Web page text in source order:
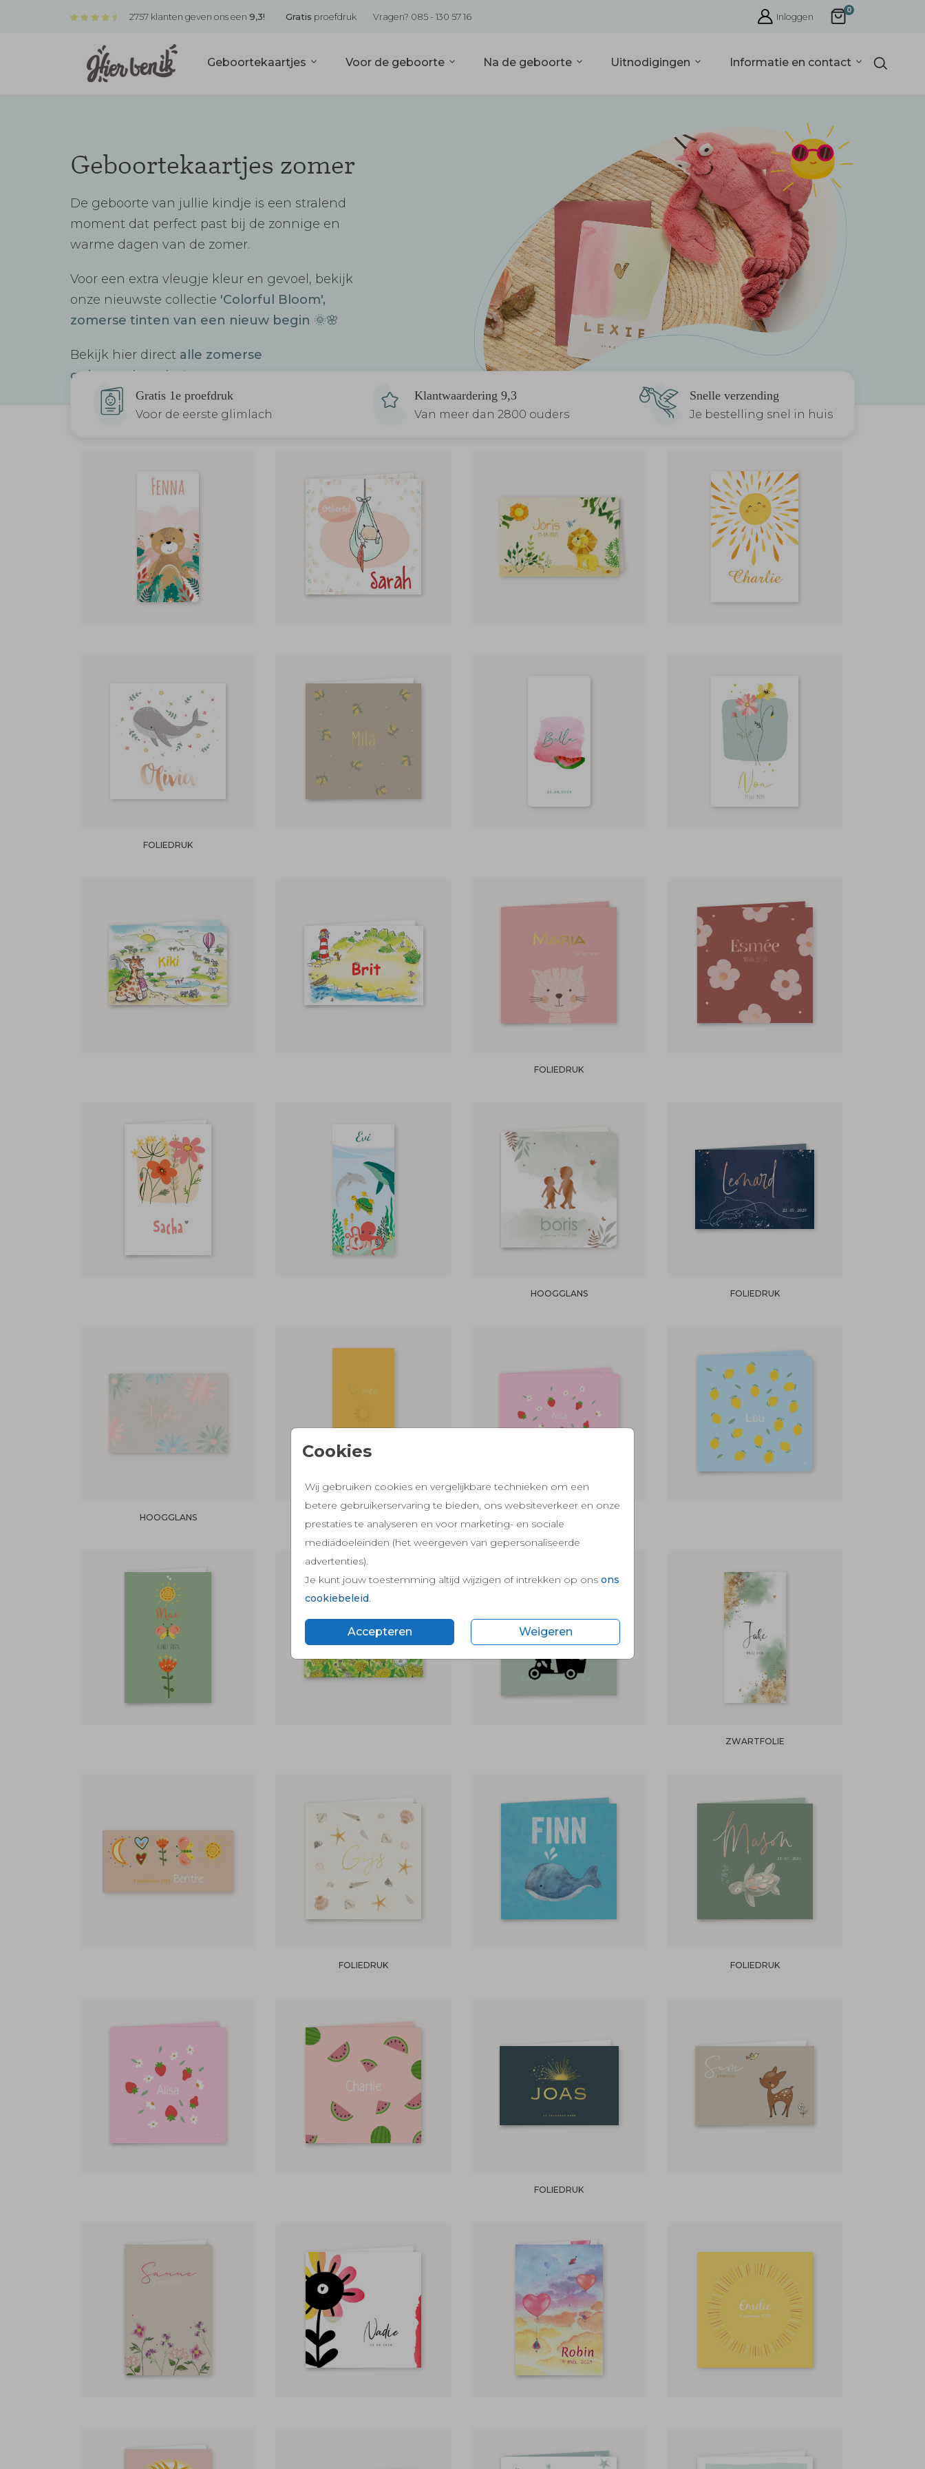
2757 klanten geven ons een 9,3! Gratis proefdruk Vragen? 085 - 130 57 16 Inloggen
0
Geboortekaartjes Voor de geboorte Na de geboorte Uitnodigingen Informatie en contact
Cookies
Wij gebruiken cookies en vergelijkbare technieken om een
betere gebruikerservaring te bieden, ons websiteverkeer en onze
prestaties te analyseren en voor marketing- en sociale
mediadoeleinden (het weergeven van gepersonaliseerde
advertenties).
Je kunt jouw toestemming altijd wijzigen of intrekken op ons ons
cookiebeleid
Accepteren Weigeren
Geboortekaartjes zomer
De geboorte van jullie kindje is een stralend
moment dat perfect past bij de zonnige en
warme dagen van de zomer.
Voor een extra vleugje kleur en gevoel, bekijk
onze nieuwste collectie 'Colorful Bloom',
zomerse tinten van een nieuw begin 🌞🌸
Bekijk hier direct alle zomerse
geboortekaartjes!
Gratis 1e proefdruk
Voor de eerste glimlach
Klantwaardering 9,3
Van meer dan 2800 ouders
Snelle verzending
Je bestelling snel in huis
FOLIEDRUK
FOLIEDRUK
HOOGGLANS FOLIEDRUK
HOOGGLANS
ZWARTFOLIE
FOLIEDRUK FOLIEDRUK
FOLIEDRUK